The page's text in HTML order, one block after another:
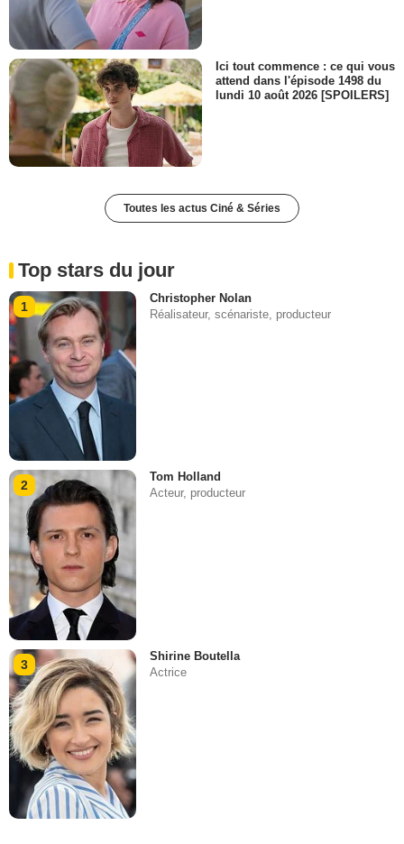
Ici tout commence : ce qui vous
attend dans l'épisode 1498 du
lundi 10 août 2026 [SPOILERS]
Toutes les actus Ciné & Séries
Top stars du jour
1
Christopher Nolan
Réalisateur, scénariste, producteur
2
Tom Holland
Acteur, producteur
3
Shirine Boutella
Actrice